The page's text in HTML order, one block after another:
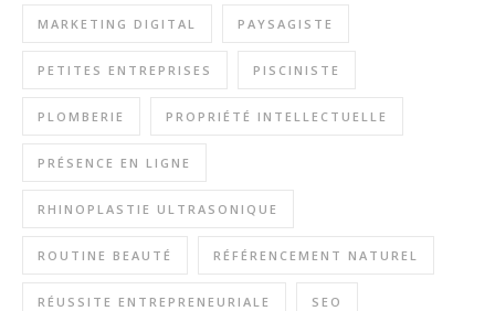
MARKETING DIGITAL PAYSAGISTE
PETITES ENTREPRISES PISCINISTE
PLOMBERIE PROPRIÉTÉ INTELLECTUELLE
PRÉSENCE EN LIGNE
RHINOPLASTIE ULTRASONIQUE
ROUTINE BEAUTÉ RÉFÉRENCEMENT NATUREL
RÉUSSITE ENTREPRENEURIALE SEO